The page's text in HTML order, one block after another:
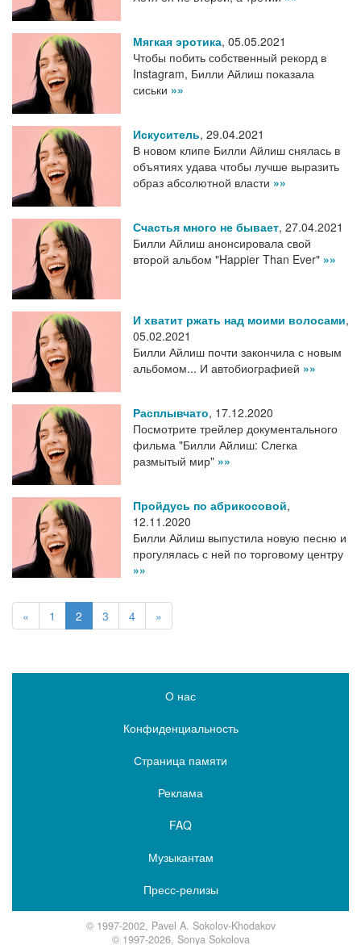
Мягкая эротика, 05.05.2021
Чтобы побить собственный рекорд в
Instagram, Билли Айлиш показала
сиськи »»
Искуситель, 29.04.2021
В новом клипе Билли Айлиш снялась в
объятиях удава чтобы лучше выразить
образ абсолютной власти »»
Счастья много не бывает, 27.04.2021
Билли Айлиш анонсировала свой
второй альбом "Happier Than Ever" »»
И хватит ржать над моими волосами,
05.02.2021
Билли Айлиш почти закончила с новым
альбомом... И автобиографией »»
Расплывчато, 17.12.2020
Посмотрите трейлер документального
фильма "Билли Айлиш: Слегка
размытый мир" »»
Пройдусь по абрикосовой,
12.11.2020
Билли Айлиш выпустила новую песню и
прогулялась с ней по торговому центру
»»
« 1 2 3 4 »
О нас
Конфиденциальность
Страница памяти
Реклама
FAQ
Музыкантам
Пресс-релизы
© 1997-2002, Pavel A. Sokolov-Khodakov
© 1997-2026, Sonya Sokolova